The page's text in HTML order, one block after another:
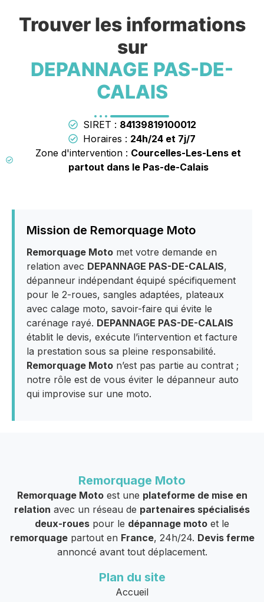
Trouver les informations
sur
DEPANNAGE PAS-DE-
CALAIS
SIRET : 84139819100012
Horaires : 24h/24 et 7j/7
Zone d'intervention : Courcelles-Les-Lens et
partout dans le Pas-de-Calais
Mission de Remorquage Moto
Remorquage Moto met votre demande en
relation avec DEPANNAGE PAS-DE-CALAIS,
dépanneur indépendant équipé spécifiquement
pour le 2-roues, sangles adaptées, plateaux
avec calage moto, savoir-faire qui évite le
carénage rayé. DEPANNAGE PAS-DE-CALAIS
établit le devis, exécute l’intervention et facture
la prestation sous sa pleine responsabilité.
Remorquage Moto n’est pas partie au contrat ;
notre rôle est de vous éviter le dépanneur auto
qui improvise sur une moto.
Remorquage Moto
Remorquage Motoest une plateforme de mise en
relation avec un réseau de partenaires spécialisés
deux-roues pour le dépannage moto et le
remorquagepartout en France, 24h/24. Devis ferme
annoncé avant tout déplacement.
Plan du site
Accueil